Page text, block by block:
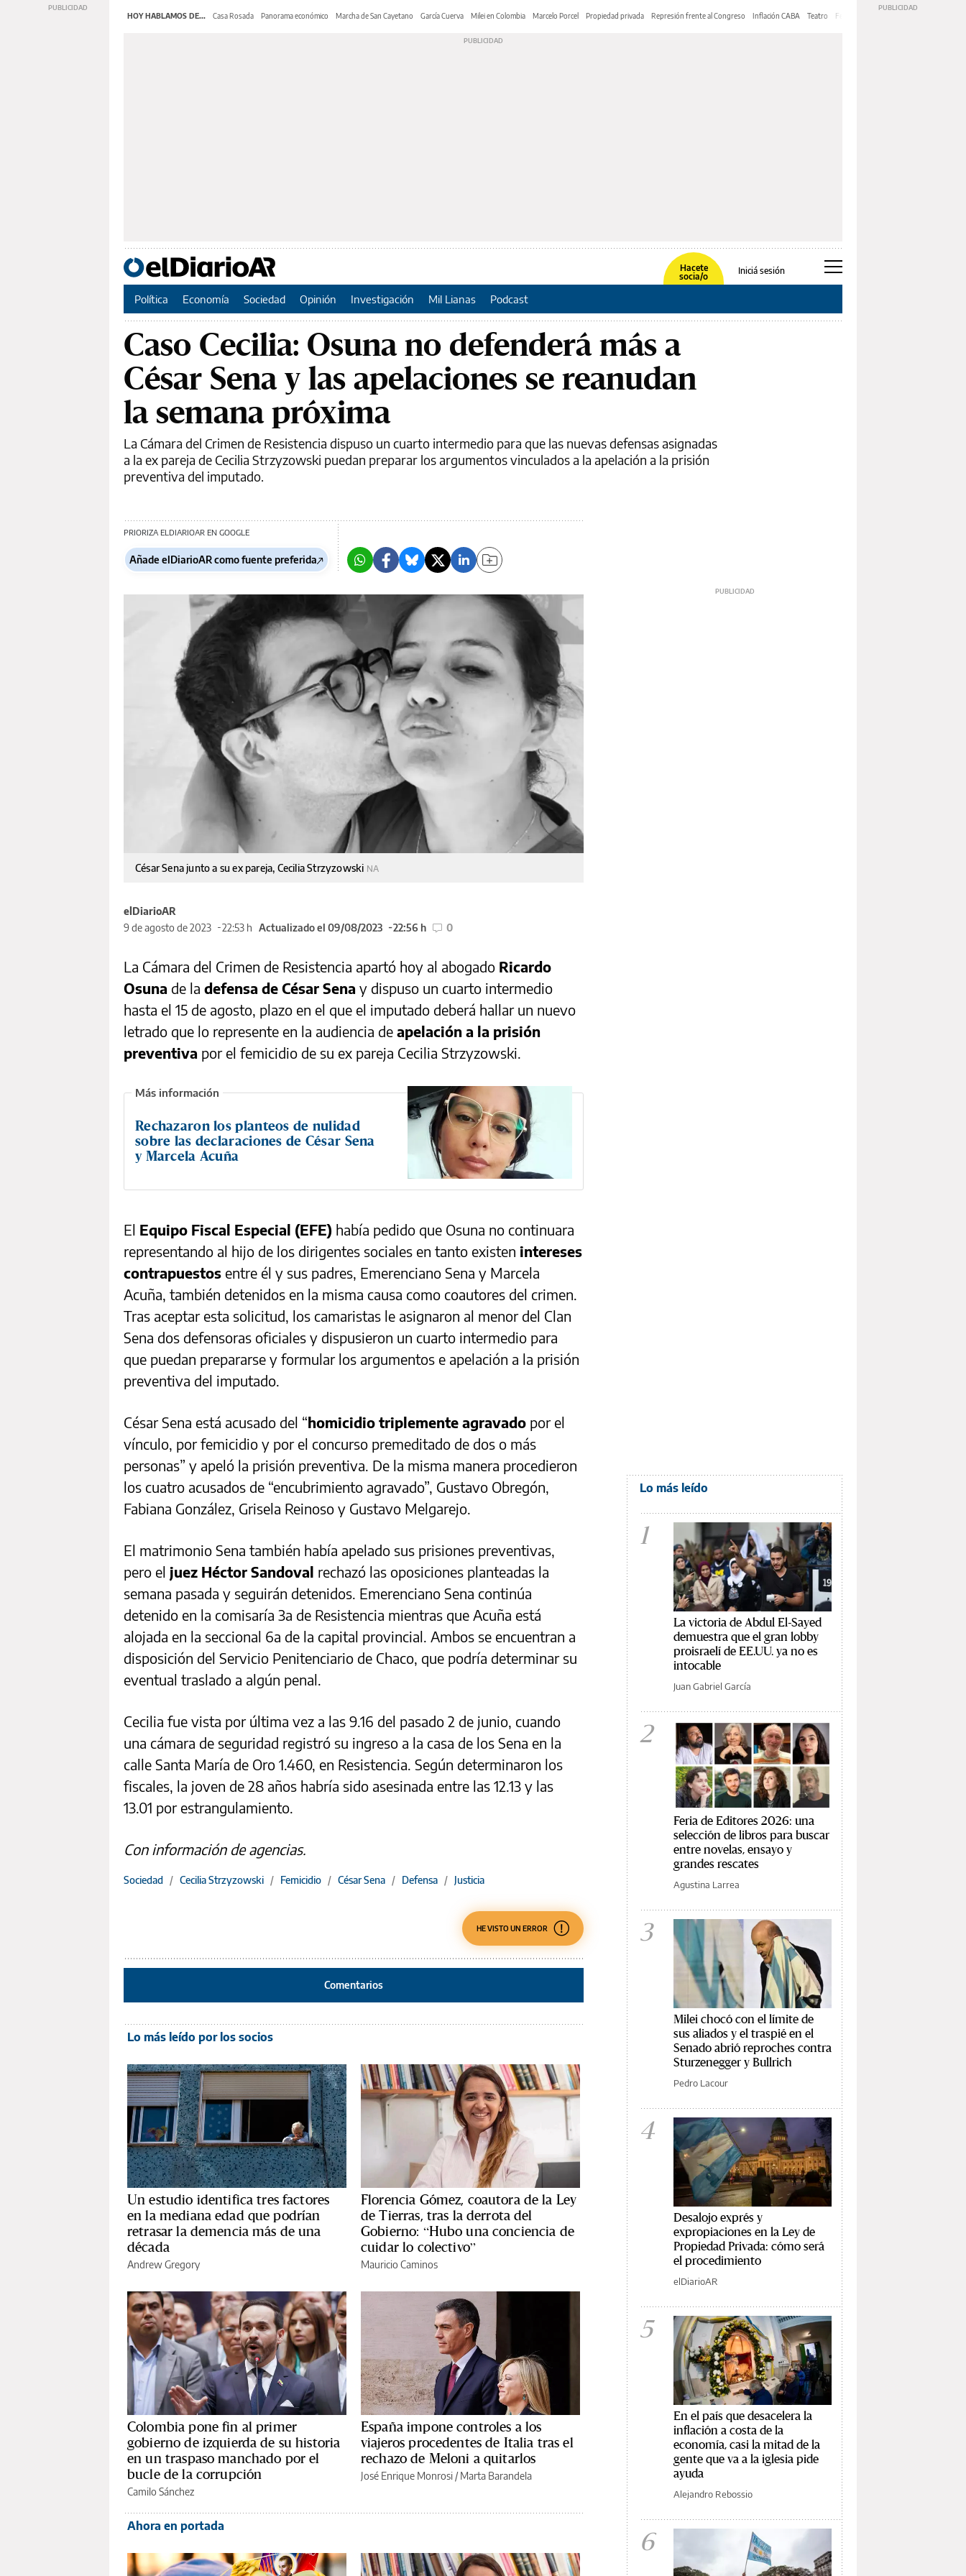
HOY HABLAMOS DE... Casa Rosada Panorama económico Marcha de San Cayetano García Cuerva Milei en Colombia Marcelo Porcel Propiedad privada Represión frente al Congreso Inflación CABA Teatro Feria de Editores
Hacete
socia/o
Iniciá sesión
Política Economía Sociedad Opinión Investigación Mil Lianas Podcast
Caso Cecilia: Osuna no defenderá más a
César Sena y las apelaciones se reanudan
la semana próxima
La Cámara del Crimen de Resistencia dispuso un cuarto intermedio para que las nuevas defensas asignadas
a la ex pareja de Cecilia Strzyzowski puedan preparar los argumentos vinculados a la apelación a la prisión
preventiva del imputado.
PRIORIZA ELDIARIOAR EN GOOGLE
Añade elDiarioAR como fuente preferida
César Sena junto a su ex pareja, Cecilia Strzyzowski NA
elDiarioAR
9 de agosto de 2023
22:53 h Actualizado el 09/08/2023 22:56 h 0
La Cámara del Crimen de Resistencia apartó hoy al abogado Ricardo
Osuna de la defensa de César Sena y dispuso un cuarto intermedio
hasta el 15 de agosto, plazo en el que el imputado deberá hallar un nuevo
letrado que lo represente en la audiencia de apelación a la prisión
preventiva por el femicidio de su ex pareja Cecilia Strzyzowski.
Rechazaron los planteos de nulidad
sobre las declaraciones de César Sena
y Marcela Acuña
El Equipo Fiscal Especial (EFE) había pedido que Osuna no continuara
representando al hijo de los dirigentes sociales en tanto existen intereses
contrapuestos entre él y sus padres, Emerenciano Sena y Marcela
Acuña, también detenidos en la misma causa como coautores del crimen.
Tras aceptar esta solicitud, los camaristas le asignaron al menor del Clan
Sena dos defensoras oficiales y dispusieron un cuarto intermedio para
que puedan prepararse y formular los argumentos e apelación a la prisión
preventiva del imputado.
César Sena está acusado del “homicidio triplemente agravado por el
vínculo, por femicidio y por el concurso premeditado de dos o más
personas” y apeló la prisión preventiva. De la misma manera procedieron
los cuatro acusados de “encubrimiento agravado”, Gustavo Obregón,
Fabiana González, Grisela Reinoso y Gustavo Melgarejo.
El matrimonio Sena también había apelado sus prisiones preventivas,
pero el juez Héctor Sandoval rechazó las oposiciones planteadas la
semana pasada y seguirán detenidos. Emerenciano Sena continúa
detenido en la comisaría 3a de Resistencia mientras que Acuña está
alojada en la seccional 6a de la capital provincial. Ambos se encuentran a
disposición del Servicio Penitenciario de Chaco, que podría determinar su
eventual traslado a algún penal.
Cecilia fue vista por última vez a las 9.16 del pasado 2 de junio, cuando
una cámara de seguridad registró su ingreso a la casa de los Sena en la
calle Santa María de Oro 1.460, en Resistencia. Según determinaron los
fiscales, la joven de 28 años habría sido asesinada entre las 12.13 y las
13.01 por estrangulamiento.
Con información de agencias.
Sociedad / Cecilia Strzyzowski / Femicidio / César Sena / Defensa / Justicia
HE VISTO UN ERROR
Comentarios
Lo más leído por los socios
Un estudio identifica tres factores
en la mediana edad que podrían
retrasar la demencia más de una
década
Andrew Gregory
Florencia Gómez, coautora de la Ley
de Tierras, tras la derrota del
Gobierno: “Hubo una conciencia de
cuidar lo colectivo”
Mauricio Caminos
Colombia pone fin al primer
gobierno de izquierda de su historia
en un traspaso manchado por el
bucle de la corrupción
Camilo Sánchez
España impone controles a los
viajeros procedentes de Italia tras el
rechazo de Meloni a quitarlos
José Enrique Monrosi / Marta Barandela
Ahora en portada
Lo más leído
1
La victoria de Abdul El-Sayed
demuestra que el gran lobby
proisraelí de EE.UU. ya no es
intocable
Juan Gabriel García
2
Feria de Editores 2026: una
selección de libros para buscar
entre novelas, ensayo y
grandes rescates
Agustina Larrea
3
Milei chocó con el límite de
sus aliados y el traspié en el
Senado abrió reproches contra
Sturzenegger y Bullrich
Pedro Lacour
4
Desalojo exprés y
expropiaciones en la Ley de
Propiedad Privada: cómo será
el procedimiento
elDiarioAR
5
En el país que desacelera la
inflación a costa de la
economía, casi la mitad de la
gente que va a la iglesia pide
ayuda
Alejandro Rebossio
6